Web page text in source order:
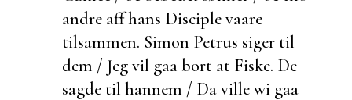
andre aff hans Disciple vaare
tilsammen. Simon Petrus siger til
dem / Jeg vil gaa bort at Fiske. De
sagde til hannem / Da ville wi gaa